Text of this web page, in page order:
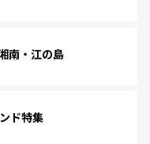
南・江の島
ド特集